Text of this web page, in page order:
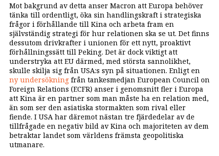
Mot bakgrund av detta anser Macron att Europa behöver
tänka till ordentligt, öka sin handlingskraft i strategiska
frågor i förhållande till Kina och arbeta fram en
självständig strategi för hur relationen ska se ut. Det finns
dessutom drivkrafter i unionen för ett nytt, proaktivt
förhållningssätt till Peking. Det är dock viktigt att
understryka att EU därmed, med största sannolikhet,
skulle skilja sig från USA:s syn på situationen. Enligt en
ny undersökningfrån tankesmedjan European Council on
Foreign Relations (ECFR) anser i genomsnitt fler i Europa
att Kina är en partner som man måste ha en relation med,
än som ser den asiatiska stormakten som rival eller
fiende. I USA har däremot nästan tre fjärdedelar av de
tillfrågade en negativ bild av Kina och majoriteten av dem
betraktar landet som världens främsta geopolitiska
utmanare.